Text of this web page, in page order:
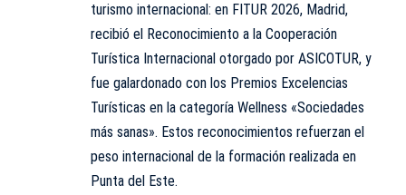
turismo internacional: en FITUR 2026, Madrid,
recibió el Reconocimiento a la Cooperación
Turística Internacional otorgado por ASICOTUR, y
fue galardonado con los Premios Excelencias
Turísticas en la categoría Wellness «Sociedades
más sanas». Estos reconocimientos refuerzan el
peso internacional de la formación realizada en
Punta del Este.